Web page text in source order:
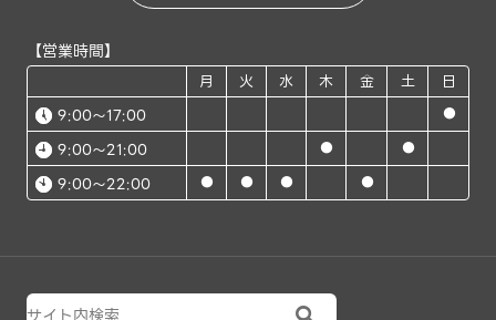
【営業時間】
月 火 水 木 金 土
日
9:00～17:00
●
9:00～21:00 ● ●
9:00～22:00 ● ● ● ●
